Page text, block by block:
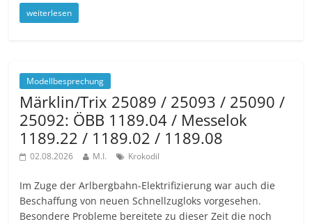
weiterlesen
Modellbesprechung
Märklin/Trix 25089 / 25093 / 25090 /
25092: ÖBB 1189.04 / Messelok
1189.22 / 1189.02 / 1189.08
02.08.2026 M.I. Krokodil
Im Zuge der Arlbergbahn-Elektrifizierung war auch die
Beschaffung von neuen Schnellzugloks vorgesehen.
Besondere Probleme bereitete zu dieser Zeit die noch